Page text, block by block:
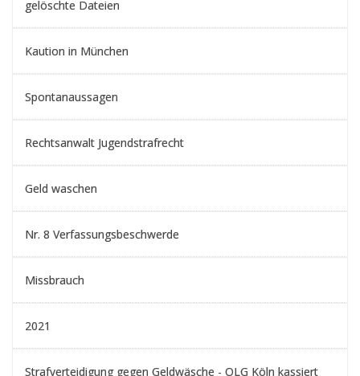
gelöschte Dateien
Kaution in München
Spontanaussagen
Rechtsanwalt Jugendstrafrecht
Geld waschen
Nr. 8 Verfassungsbeschwerde
Missbrauch
2021
Strafverteidigung gegen Geldwäsche - OLG Köln kassiert